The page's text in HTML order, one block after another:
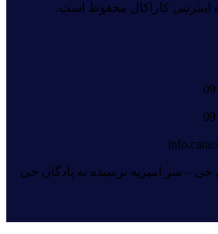
کاراکال محفوظ است.
– سر امیریه نرسیده به پادگان جی